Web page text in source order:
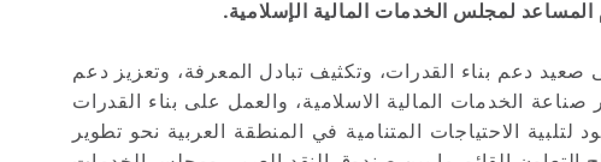
لمجلس الخدمات المالية الإسلامية.
صعيد دعم بناء القدرات، وتكثيف تبادل المعرفة، وتعزيز دعم
الخدمات المالية الاسلامية، والعمل على بناء القدرات
الاحتياجات المتنامية في المنطقة العربية نحو تطوير